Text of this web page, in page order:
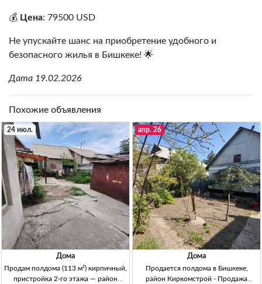
💰 Цена: 79500 USD
Не упускайте шанс на приобретение удобного и
безопасного жилья в Бишкеке! 🌟
Дата 19.02.2026
Похожие объявления
24 июл.
Дома
Продам полдома (113 м²) кирпичный,
пристройка 2-го этажа — район
апр. 26
Дома
Продается полдома в Бишкеке,
район Киркомстрой - Продажа